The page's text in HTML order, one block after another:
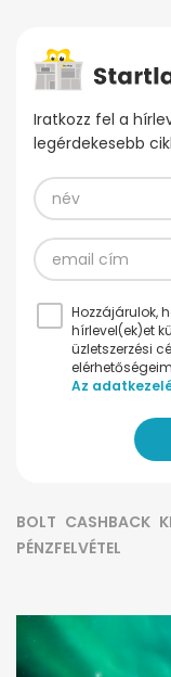
Iratkozz fel a
legérdekesebb
Hozzájárulok,
hírlevel(ek)et
üzletszerzési
Az
BOLT CASHBACK
PÉNZFELVÉTEL